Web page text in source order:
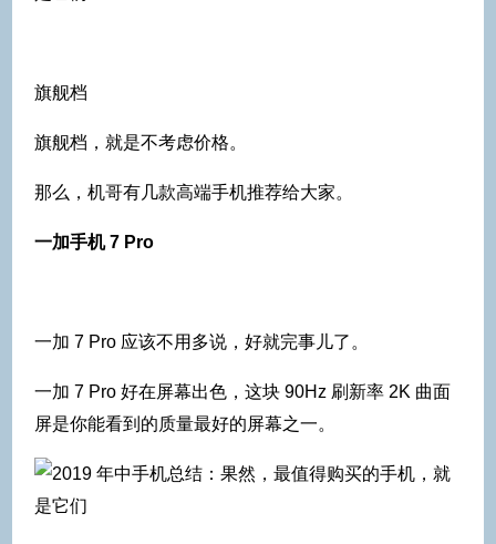
旗舰档
旗舰档，就是不考虑价格。
那么，机哥有几款高端手机推荐给大家。
一加手机 7 Pro
一加 7 Pro 应该不用多说，好就完事儿了。
一加 7 Pro 好在屏幕出色，这块 90Hz 刷新率 2K 曲面
屏是你能看到的质量最好的屏幕之一。